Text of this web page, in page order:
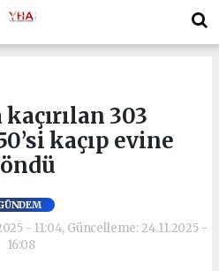
kaçırılan 303
kaçıp evine
- 11:04, Güncelleme: 24.11.2025 -
16:08